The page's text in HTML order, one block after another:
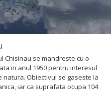
Chisinau se mandreste cu o
in anul 1950 pentru interesul
Obiectivul se gaseste la
iar ca suprafata ocupa 104